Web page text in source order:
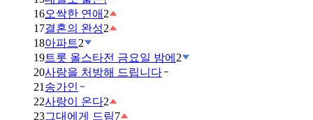
16오싹한 연애 2
17결혼의 완성2
18아파트2
19트롯 올스타전 금요일 밤에 2
20사랑을 처방해 드립니다
21 송가인
22사랑이 온다2
23그대에게 드림7